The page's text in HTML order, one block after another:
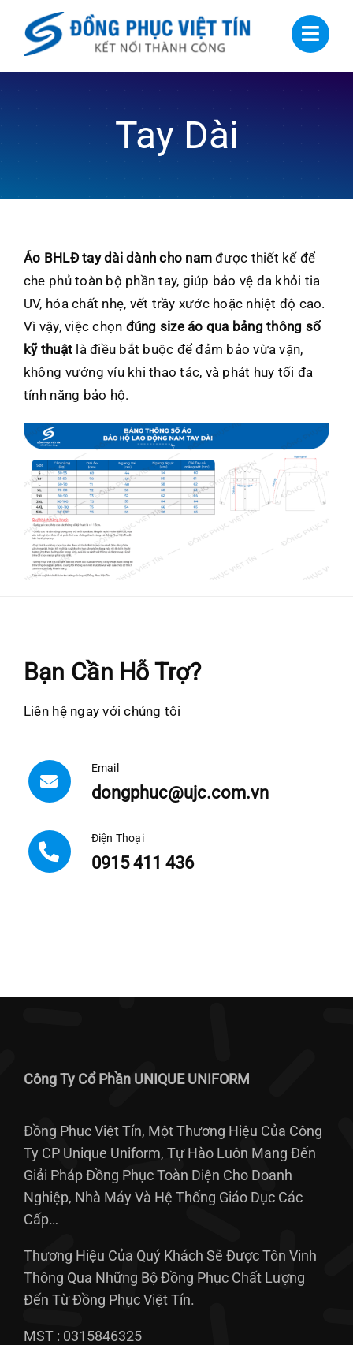
content
Tay Dài
Áo BHLĐ tay dài dành cho nam được thiết kế để
che phủ toàn bộ phần tay, giúp bảo vệ da khỏi tia
UV, hóa chất nhẹ, vết trầy xước hoặc nhiệt độ cao.
Vì vậy, việc chọn đúng size áo qua bảng thông số
kỹ thuật là điều bắt buộc để đảm bảo vừa vặn,
không vướng víu khi thao tác, và phát huy tối đa
tính năng bảo hộ.
Bạn Cần Hỗ Trợ?
Liên hệ ngay với chúng tôi
Email
dongphuc@ujc.com.vn
Điện Thoại
0915 411 436
Công Ty Cổ Phần UNIQUE UNIFORM
Đồng Phục Việt Tín, Một Thương Hiệu Của Công
Ty CP Unique Uniform, Tự Hào Luôn Mang Đến
Giải Pháp Đồng Phục Toàn Diện Cho Doanh
Nghiệp, Nhà Máy Và Hệ Thống Giáo Dục Các
Cấp…
Thương Hiệu Của Quý Khách Sẽ Được Tôn Vinh
Thông Qua Những Bộ Đồng Phục Chất Lượng
Đến Từ Đồng Phục Việt Tín.
MST : 0315846325